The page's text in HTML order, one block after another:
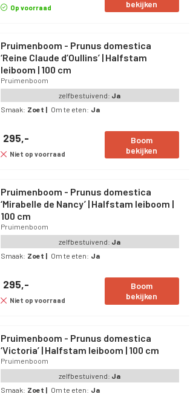
Op voorraad
bekijken
Pruimenboom - Prunus domestica
‘Reine Claude d’Oullins’ | Halfstam
leiboom | 100 cm
Pruimenboom
zelfbestuivend: Ja
Smaak: Zoet | Om te eten: Ja
295,-
Niet op voorraad
Boom
bekijken
Pruimenboom - Prunus domestica
‘Mirabelle de Nancy’ | Halfstam leiboom |
100 cm
Pruimenboom
zelfbestuivend: Ja
Smaak: Zoet | Om te eten: Ja
295,-
Niet op voorraad
Boom
bekijken
Pruimenboom - Prunus domestica
‘Victoria’ | Halfstam leiboom | 100 cm
Pruimenboom
zelfbestuivend: Ja
Smaak: Zoet | Om te eten: Ja